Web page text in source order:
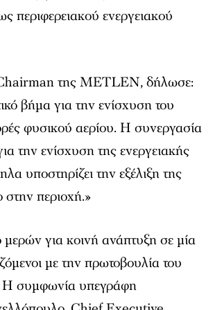
περιφερειακού ενεργειακού
της METLEN, δήλωσε:
βήμα για την ενίσχυση του
φυσικού αερίου. Η συνεργασία
την ενίσχυση της ενεργειακής
υποστηρίζει την εξέλιξη της
στην περιοχή.»
για κοινή ανάπτυξη σε μία
με την πρωτοβουλία του
Η συμφωνία υπεγράφη